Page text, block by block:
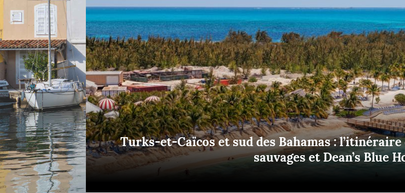
Bateaux à moteur
Equipements
Salons
Economie
Yachting
America's Cup
LOISIRS
Pêche en mer
Plongée
Glisse
METEO CONSULT
Briefings
FLASH INFO
Turks-et-Caïcos et sud des Bahamas :
sauvages et Dean’s Blue